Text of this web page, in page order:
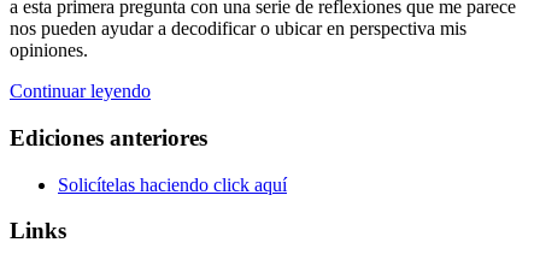
a esta primera pregunta con una serie de reflexiones que me parece
nos pueden ayudar a decodificar o ubicar en perspectiva mis
opiniones.
Continuar leyendo
Ediciones anteriores
Solicítelas haciendo click aquí
Links